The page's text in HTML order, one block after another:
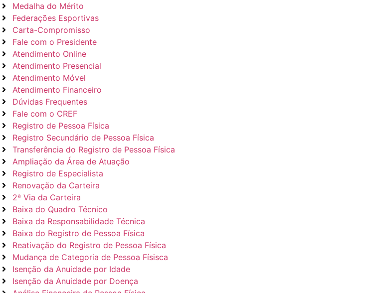
Medalha do Mérito
Federações Esportivas
Carta-Compromisso
Fale com o Presidente
Atendimento Online
Atendimento Presencial
Atendimento Móvel
Atendimento Financeiro
Dúvidas Frequentes
Fale com o CREF
Registro de Pessoa Física
Registro Secundário de Pessoa Física
Transferência do Registro de Pessoa Física
Ampliação da Área de Atuação
Registro de Especialista
Renovação da Carteira
2ª Via da Carteira
Baixa do Quadro Técnico
Baixa da Responsabilidade Técnica
Baixa do Registro de Pessoa Física
Reativação do Registro de Pessoa Física
Mudança de Categoria de Pessoa Físisca
Isenção da Anuidade por Idade
Isenção da Anuidade por Doença